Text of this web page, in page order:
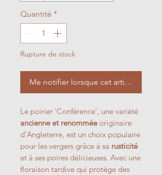
Quantité *
Rupture de stock
Me notifier lorsque cet article est
Le poirier 'Conférence', une variété
ancienne et renommée originaire
d'Angleterre, est un choix populaire
pour les vergers grâce à sa rusticité
et à ses poires délicieuses. Avec une
floraison tardive qui protège des